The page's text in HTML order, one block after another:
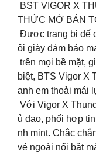
BST VIGOR X
THỨC MỞ BÁN
Được trang bị đế
ôi giày đảm bảo
trên mọi bề mặt,
biệt, BTS Vigor X
anh em thoải mái
Với Vigor X
ủ đạo, phối hợp
nh mint. Chắc
vẻ ngoài nổi bật